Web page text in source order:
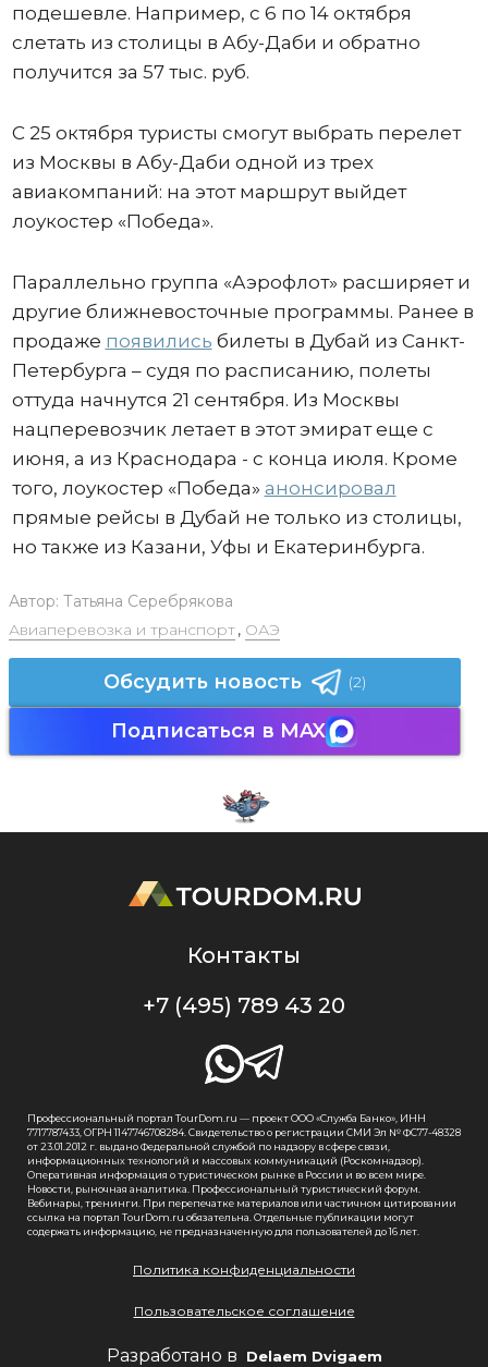
подешевле. Например, с 6 по 14 октября
слетать из столицы в Абу-Даби и обратно
получится за 57 тыс. руб.
С 25 октября туристы смогут выбрать перелет
из Москвы в Абу-Даби одной из трех
авиакомпаний: на этот маршрут выйдет
лоукостер «Победа».
Параллельно группа «Аэрофлот» расширяет и
другие ближневосточные программы. Ранее в
продаже появились билеты в Дубай из Санкт-
Петербурга – судя по расписанию, полеты
оттуда начнутся 21 сентября. Из Москвы
нацперевозчик летает в этот эмират еще с
июня, а из Краснодара - с конца июля. Кроме
того, лоукостер «Победа» анонсировал
прямые рейсы в Дубай не только из столицы,
но также из Казани, Уфы и Екатеринбурга.
Автор: Татьяна Серебрякова
Авиаперевозка и транспорт, ОАЭ
Обсудить новость (2)
Подписаться в MAX
Контакты
+7 (495) 789 43 20
Профессиональный портал TourDom.ru — проект ООО «Служба Банко», ИНН
7717787433, ОГРН 1147746708284. Свидетельство о регистрации СМИ Эл № ФС77-48328
от 23.01.2012 г. выдано Федеральной службой по надзору в сфере связи,
информационных технологий и массовых коммуникаций (Роскомнадзор).
Оперативная информация о туристическом рынке в России и во всем мире.
Новости, рыночная аналитика. Профессиональный туристический форум.
Вебинары, тренинги. При перепечатке материалов или частичном цитировании
ссылка на портал TourDom.ru обязательна. Отдельные публикации могут
содержать информацию, не предназначенную для пользователей до 16 лет.
Политика конфиденциальности
Пользовательское соглашение
Разработано в Delaem Dvigaem